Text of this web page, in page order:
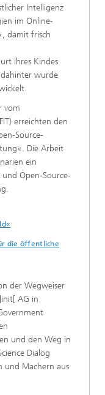
Intelligenz
im Online-
damit frisch
ihres Kindes
dahinter wurde
vom
erreichten den
Source-
Die Arbeit
ein
Open-Source-
die öffentliche
der Wegweiser
AG in
und den Weg in
Dialog
und Machern aus